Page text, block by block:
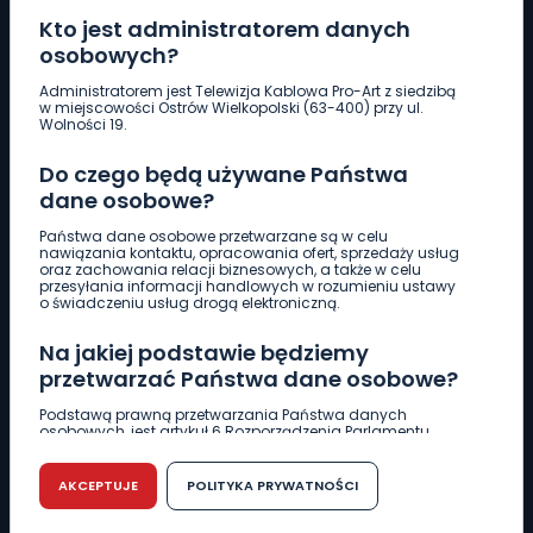
Kto jest administratorem danych
osobowych?
Administratorem jest Telewizja Kablowa Pro-Art z siedzibą
w miejscowości Ostrów Wielkopolski (63-400) przy ul.
Wolności 19.
Do czego będą używane Państwa
dane osobowe?
Państwa dane osobowe przetwarzane są w celu
nawiązania kontaktu, opracowania ofert, sprzedaży usług
oraz zachowania relacji biznesowych, a także w celu
przesyłania informacji handlowych w rozumieniu ustawy
o świadczeniu usług drogą elektroniczną.
Na jakiej podstawie będziemy
przetwarzać Państwa dane osobowe?
Podstawą prawną przetwarzania Państwa danych
osobowych, jest artykuł 6 Rozporządzenia Parlamentu
r. w sprawie ochrony osób fizycznych w związku z
przetwarzaniem danych osobowych w sprawie
swobodnego przepływu takich danych oraz uchylenia
dyrektywy 95/46/WE (RODO).
AKCEPTUJE POLITYKA PRYWATNOŚCI
Pobierz logotyp
661 997 997
REDAKCJA
62 735 22 22redakcja@wlkp24.info
DZIAŁ REKLAMY
62 735 01 85 reklama@wlkp24.info
WIADOMOŚCI
CIEKAWOSTKI